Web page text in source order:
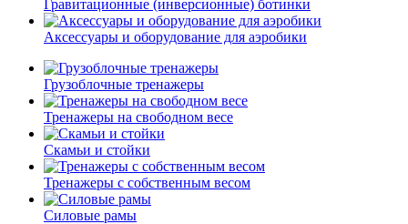
Гравитационные (инверсионные) ботинки
Аксессуары и оборудование для аэробики
Грузоблочные тренажеры
Тренажеры на свободном весе
Скамьи и стойки
Тренажеры с собственным весом
Силовые рамы